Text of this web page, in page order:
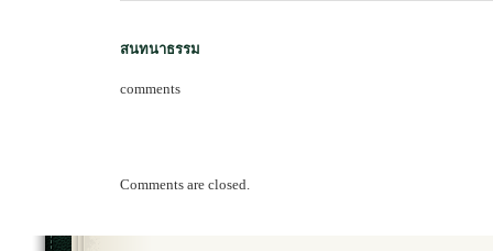
สนทนาธรรม
comments
Comments are closed.